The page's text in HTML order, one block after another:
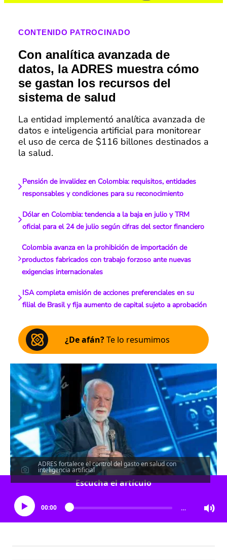
CONTENIDO PATROCINADO
Con analítica avanzada de
datos, la ADRES muestra cómo
se gastan los recursos del
sistema de salud
La entidad implementó analítica avanzada de
datos e inteligencia artificial para monitorear
el uso de cerca de $116 billones destinados a
la salud.
Pensión de invalidez en Colombia: requisitos, entidades
responsables y condiciones para su reconocimiento
Dólar en Colombia: tendencia a la baja en julio y TRM
oficial para el 24 de julio según cifras del sector financiero
Colombia avanza en la prohibición de importación de
productos fabricados con trabajo forzoso ante nuevas
exigencias internacionales
ISA completa emisión de acciones preferenciales en su
filial de Brasil y fija aumento de capital sujeto a aprobación
¿De afán?Te lo resumimos
ADRES fortalece el control del gasto en salud con
inteligencia artificial
Escucha el artículo
00:00 …